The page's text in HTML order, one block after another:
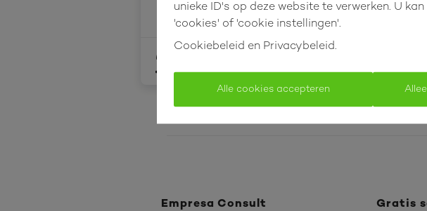
unieke ID's op deze website te verwerken. U
'cookies' of 'cookie instellingen'.
Cookiebeleid en Privacybeleid.
Alle cookies accepteren
1 1 100 m²
Empresa Consult Gratis